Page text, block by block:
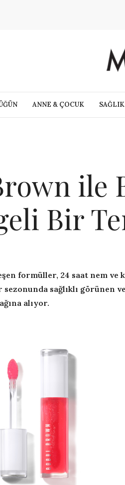
ANNE & ÇOCUK SAĞLIK
ile
Bir
formüller, 24 saat nem ve
sezonunda sağlıklı görünen
alıyor.